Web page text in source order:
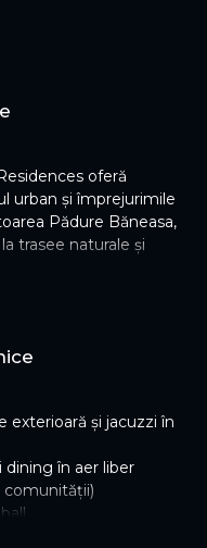
oferă
urban și împrejurimile
Pădure Băneasa,
trasee naturale și
Americană din
care caută o educație
atracțiile și
exterioară și jacuzzi în
dining în aer liber
comunității)